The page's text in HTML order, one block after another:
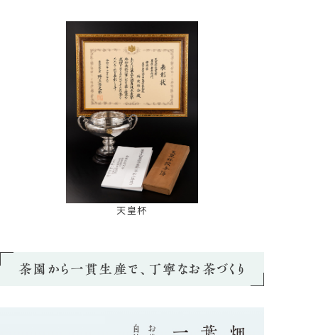
天皇杯
茶園から一貫生産で、丁寧なお茶づくり